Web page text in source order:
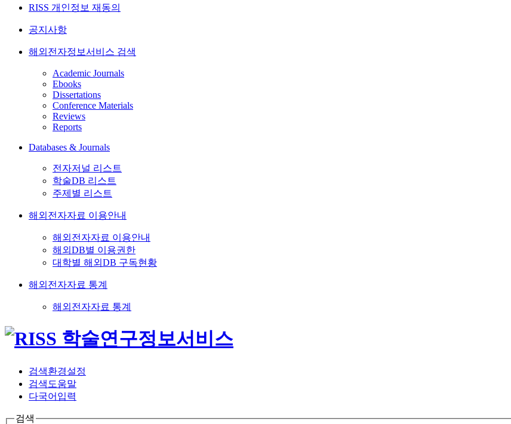
RISS 개인정보 재동의
공지사항
해외전자정보서비스 검색
Academic Journals
Ebooks
Dissertations
Conference Materials
Reviews
Reports
Databases & Journals
전자저널 리스트
학술DB 리스트
주제별 리스트
해외전자자료 이용안내
해외전자자료 이용안내
해외DB별 이용권한
대학별 해외DB 구독현황
해외전자자료 통계
해외전자자료 통계
검색환경설정
검색도움말
다국어입력
검색